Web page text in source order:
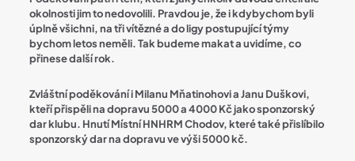
okolnosti jim to nedovolili. Pravdou je, že i kdybychom byli
úplně všichni, na tři vítězné a do ligy postupující týmy
bychom letos neměli. Tak budeme makat a uvidíme, co
přinese další rok.
Zvláštní poděkování i Milanu Mňatinohovi a Janu Duškovi,
kteří přispěli na dopravu 5000 a 4000 Kč jako sponzorský
dar klubu. Hnutí Místní HNHRM Chodov, které také přislíbilo
sponzorský dar na dopravu ve výši 5000 kč.